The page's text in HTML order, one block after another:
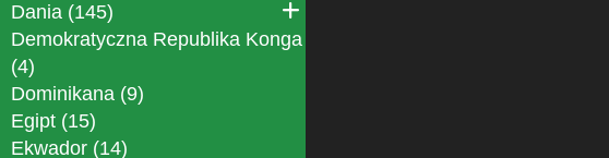
Dania (145)
Demokratyczna Republika Konga
(4)
Dominikana (9)
Egipt (15)
Ekwador (14)